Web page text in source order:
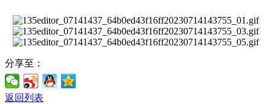
分享至：
返回列表